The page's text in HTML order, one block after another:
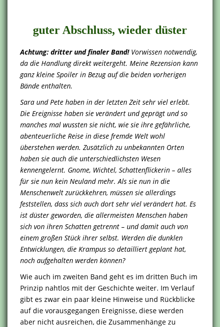
guter Abschluss, wieder düster
Achtung: dritter und finaler Band!Vorwissen notwendig,
da die Handlung direkt weitergeht. Meine Rezension kann
ganz kleine Spoiler in Bezug auf die beiden vorherigen
Bände enthalten.
Sara und Pete haben in der letzten Zeit sehr viel erlebt.
Die Ereignisse haben sie verändert und geprägt und so
manches mal wussten sie nicht, wie sie ihre gefährliche,
abenteuerliche Reise in diese fremde Welt wohl
überstehen werden. Zusätzlich zu unbekannten Orten
haben sie auch die unterschiedlichsten Wesen
kennengelernt. Gnome, Wichtel, Schattenflickerin – alles
für sie nun kein Neuland mehr. Als sie nun in die
Menschenwelt zurückkehren, müssen sie allerdings
feststellen, dass sich auch dort sehr viel verändert hat. Es
ist düster geworden, die allermeisten Menschen haben
sich von ihren Schatten getrennt – und damit auch von
einem großen Stück ihrer selbst. Werden die dunklen
Entwicklungen, die Krampus so detailliert geplant hat,
noch aufgehalten werden können?
Wie auch im zweiten Band geht es im dritten Buch im
Prinzip nahtlos mit der Geschichte weiter. Im Verlauf
gibt es zwar ein paar kleine Hinweise und Rückblicke
auf die vorausgegangen Ereignisse, diese werden
aber nicht ausreichen, die Zusammenhänge zu